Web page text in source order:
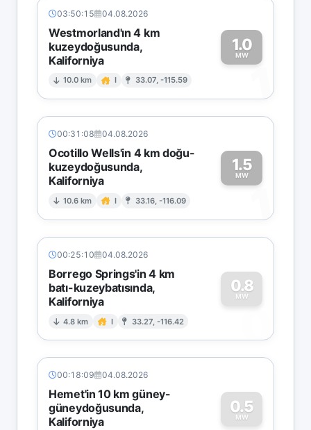
03:50:15 04.08.2026
Westmorland'ın 4 km
kuzeydoğusunda,
Kaliforniya
10.0 km I 33.07, -115.59
1.0
MW
1
00:31:08 04.08.2026
Ocotillo Wells'in 4 km doğu-
kuzeydoğusunda,
Kaliforniya
10.6 km I 33.16, -116.09
1.5
MW
1
00:25:10 04.08.2026
Borrego Springs'in 4 km
batı-kuzeybatısında,
Kaliforniya
4.8 km I 33.27, -116.42
0.8
MW
0
00:18:09 04.08.2026
Hemet'in 10 km güney-
güneydoğusunda,
Kaliforniya
0.5
MW